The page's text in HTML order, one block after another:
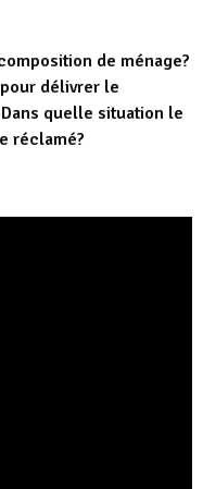
de ménage?
délivrer le
quelle situation le
réclamé?